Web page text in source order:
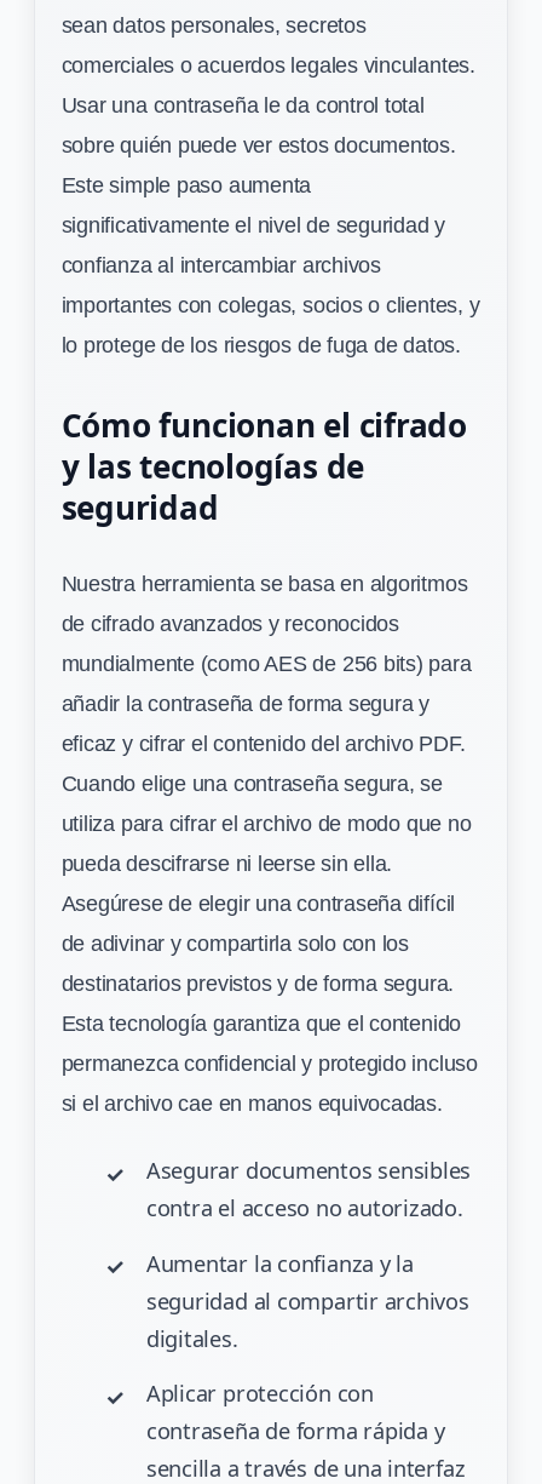
sean datos personales, secretos
comerciales o acuerdos legales vinculantes.
Usar una contraseña le da control total
sobre quién puede ver estos documentos.
Este simple paso aumenta
significativamente el nivel de seguridad y
confianza al intercambiar archivos
importantes con colegas, socios o clientes, y
lo protege de los riesgos de fuga de datos.
Cómo funcionan el cifrado
y las tecnologías de
seguridad
Nuestra herramienta se basa en algoritmos
de cifrado avanzados y reconocidos
mundialmente (como AES de 256 bits) para
añadir la contraseña de forma segura y
eficaz y cifrar el contenido del archivo PDF.
Cuando elige una contraseña segura, se
utiliza para cifrar el archivo de modo que no
pueda descifrarse ni leerse sin ella.
Asegúrese de elegir una contraseña difícil
de adivinar y compartirla solo con los
destinatarios previstos y de forma segura.
Esta tecnología garantiza que el contenido
permanezca confidencial y protegido incluso
si el archivo cae en manos equivocadas.
Asegurar documentos sensibles
contra el acceso no autorizado.
Aumentar la confianza y la
seguridad al compartir archivos
digitales.
Aplicar protección con
contraseña de forma rápida y
sencilla a través de una interfaz